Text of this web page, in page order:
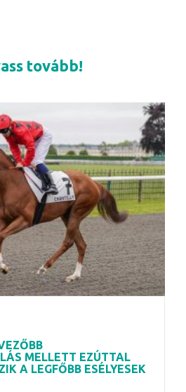
tovább!
MELLETT EZÚTTAL
A LEGFŐBB ESÉLYESEK